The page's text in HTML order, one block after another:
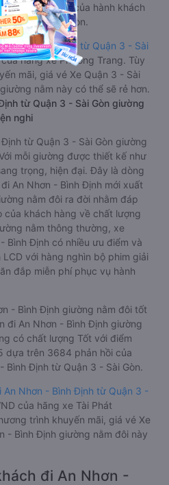
phản hồi của hành khách
Quận 3 - Sài Gòn.
- Bình Định từ Quận 3 - Sài
hãng xe Phương Trang. Tùy
mãi, giá vé Xe Quận 3 - Sài
nằm này có thể sẽ rẻ hơn.
từ Quận 3 - Sài Gòn giường
nghi
từ Quận 3 - Sài Gòn giường
mỗi giường được thiết kế như
trọng, hiện đại. Đây là dòng
An Nhơn - Bình Định mới xuất
nằm đôi ra đời nhằm đáp
khách hàng về chất lượng
nằm thông thường, xe
Bình Định có nhiều ưu điểm và
với hàng nghìn bộ phim giải
đắp miễn phí phục vụ hành
- Bình Định giường nằm đôi tốt
đi An Nhơn - Bình Định giường
có chất lượng Tốt với điểm
dựa trên 3684 phản hồi của
Bình Định từ Quận 3 - Sài Gòn.
An Nhơn - Bình Định từ Quận 3 -
của hãng xe Tài Phát
trình khuyến mãi, giá vé Xe
- Bình Định giường nằm đôi này
đi An Nhơn -